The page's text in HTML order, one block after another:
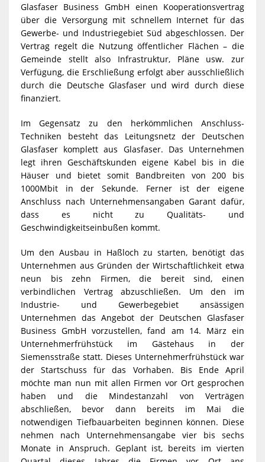
Glasfaser Business GmbH einen Kooperationsvertrag
über die Versorgung mit schnellem Internet für das
Gewerbe- und Industriegebiet Süd abgeschlossen. Der
Vertrag regelt die Nutzung öffentlicher Flächen – die
Gemeinde stellt also Infrastruktur, Pläne usw. zur
Verfügung, die Erschließung erfolgt aber ausschließlich
durch die Deutsche Glasfaser und wird durch diese
finanziert.
Im Gegensatz zu den herkömmlichen Anschluss-
Techniken besteht das Leitungsnetz der Deutschen
Glasfaser komplett aus Glasfaser. Das Unternehmen
legt ihren Geschäftskunden eigene Kabel bis in die
Häuser und bietet somit Bandbreiten von 200 bis
1000Mbit in der Sekunde. Ferner ist der eigene
Anschluss nach Unternehmensangaben Garant dafür,
dass es nicht zu Qualitäts- und
Geschwindigkeitseinbußen kommt.
Um den Ausbau in Haßloch zu starten, benötigt das
Unternehmen aus Gründen der Wirtschaftlichkeit etwa
neun bis zehn Firmen, die bereit sind, einen
verbindlichen Vertrag abzuschließen. Um den im
Industrie- und Gewerbegebiet ansässigen
Unternehmen das Angebot der Deutschen Glasfaser
Business GmbH vorzustellen, fand am 14. März ein
Unternehmerfrühstück im Gästehaus in der
Siemensstraße statt. Dieses Unternehmerfrühstück war
der Startschuss für das Vorhaben. Bis Ende April
möchte man nun mit allen Firmen vor Ort gesprochen
haben und die Mindestanzahl von Verträgen
abschließen, bevor dann bereits im Mai die
notwendigen Tiefbauarbeiten beginnen können. Diese
nehmen nach Unternehmensangabe vier bis sechs
Monate in Anspruch. Geplant ist, bereits im vierten